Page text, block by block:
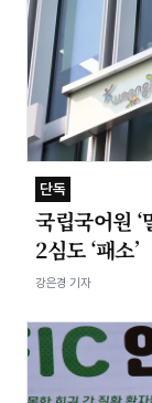
단독
국립국어원 ‘
2심도 ‘패소’
강은경 기자